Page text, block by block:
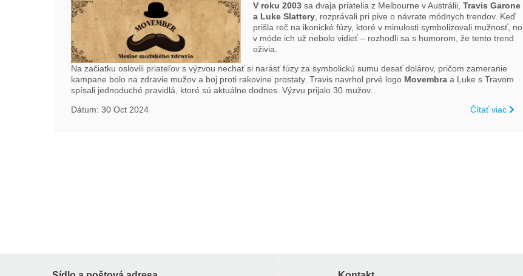
V roku 2003sa dvaja priatelia z Melbourne v Austrálii, Travis Garone
a Luke Slattery, rozprávali pri pive o návrate módnych trendov. Keď
prišla reč na ikonické fúzy, ktoré v minulosti symbolizovali mužnosť, no
v móde ich už nebolo vidieť – rozhodli sa s humorom, že tento trend
oživia.
Na začiatku oslovili priateľov s výzvou nechať si narásť fúzy za symbolickú sumu desať dolárov, pričom zameranie
kampane bolo na zdravie mužov a boj proti rakovine prostaty. Travis navrhol prvé logo Movembraa Luke s Travom
spísali jednoduché pravidlá, ktoré sú aktuálne dodnes. Výzvu prijalo 30 mužov.
Dátum: 30 Oct 2024
Čítať viac